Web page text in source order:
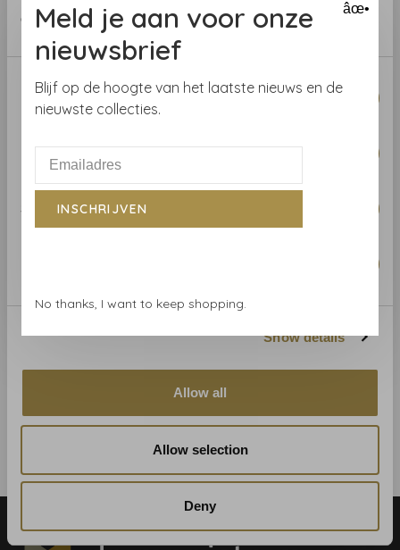
of their services.
Consent
Selection
Necessary
Statistics
Show details
Allow all
Allow selection
Deny
House of Hackney
House of Hackney
Camelot Stripe - Verdigris
€295,00
House of Hackney
House of Hackney
âœ•
Meld je aan voor onze
nieuwsbrief
Blijf op de hoogte van het laatste nieuws en de
nieuwste collecties.
INSCHRIJVEN
No thanks, I want to keep shopping.